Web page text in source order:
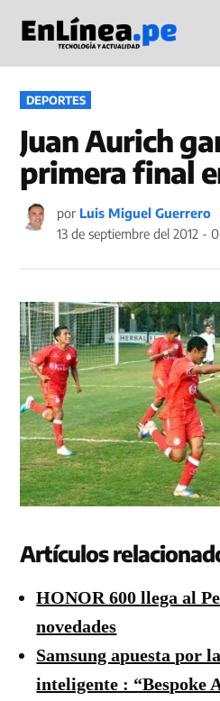
contenido
PUBLICADO
EN
DEPORTES
Juan Aurich
primera final
por Luis Miguel Guerrero
13 de septiembre del 2012 -
Artículos
HONOR 600 llega al
novedades
Samsung apuesta por
inteligente : “Bespoke